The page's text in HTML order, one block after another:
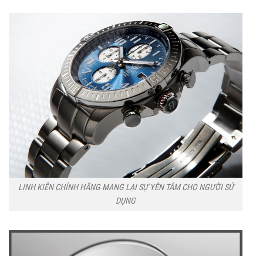
LINH KIỆN CHÍNH HÃNG MANG LẠI SỰ YÊN TÂM CHO NGƯỜI SỬ
DỤNG